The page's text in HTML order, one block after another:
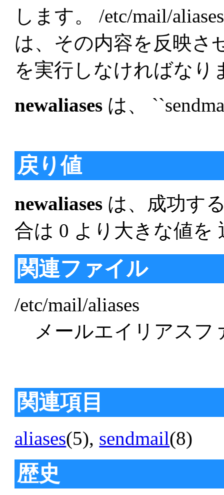
します。 /etc/mail/
は、その内容を反映さ
を実行しなければなり
newaliases は、
戻り値
newaliases は、成功す
合は 0 より大きな値を
関連ファイル
/etc/mail/aliases
メールエイリアスフ
関連項目
aliases(5), sendmail(8)
歴史